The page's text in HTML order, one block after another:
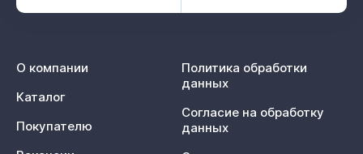
О компании
Каталог
Покупателю
Политика обработки
данных
Согласие на обработку
данных